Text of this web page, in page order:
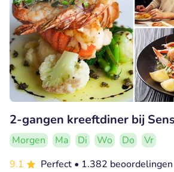
2-gangen kreeftdiner bij
Morgen Ma Di Wo Do
Vr
9.1
Perfect • 1.382 beoordelingen